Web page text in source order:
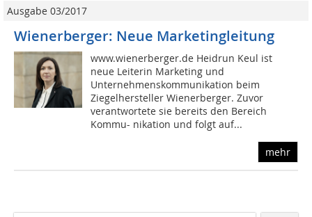
Ausgabe 03/2017
Wienerberger: Neue Marketingleitung
www.wienerberger.de Heidrun Keul ist
neue Leiterin Marketing und
Unternehmenskommunikation beim
Ziegelhersteller Wienerberger. Zuvor
verantwortete sie bereits den Bereich
Kommu- nikation und folgt auf...
mehr